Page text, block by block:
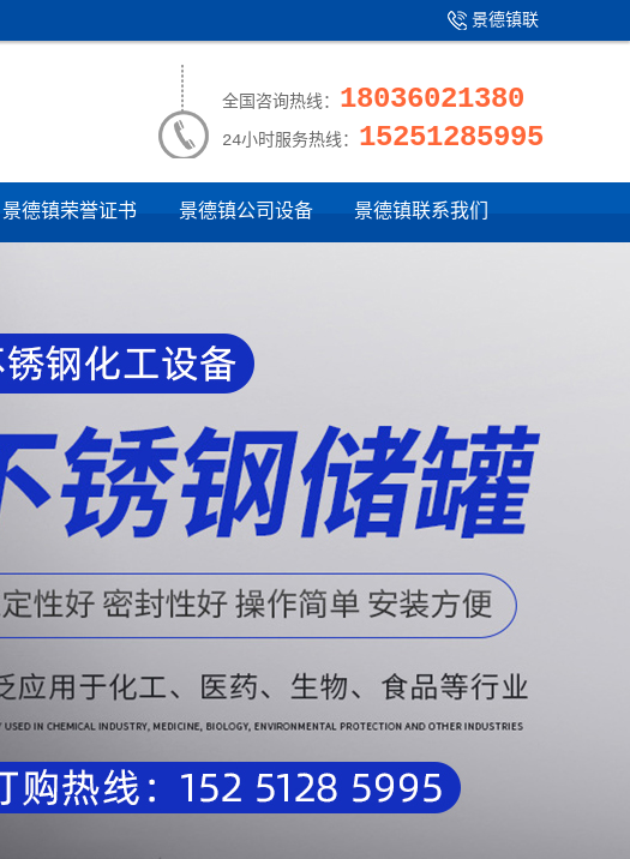
景德镇联
全国咨询热线： 18036021380
24小时服务热线： 15251285995
景德镇荣誉证书 景德镇公司设备 景德镇联系我们